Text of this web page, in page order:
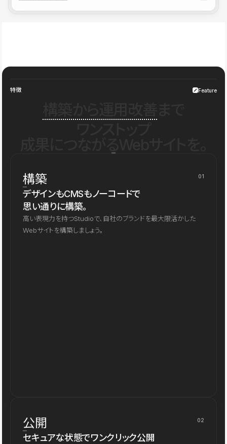
特徴 Feature
構築 01
デザインもCMSもノーコードで
思い通りに構築。
高い表現力を持つStudioで、自社のブランドを最大限活かした
Webサイトを構築しましょう。
公開 02
セキュアな状態でワンクリック公開